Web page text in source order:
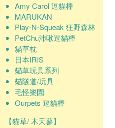
Amy Carol 逗貓棒
MARUKAN
Play-N-Squeak 狂野森林
PetChu沛啾逗貓棒
貓草枕
日本IRIS
貓草玩具系列
貓隧道/玩具
毛怪樂園
Ourpets 逗貓棒
【貓草/ 木天蓼】